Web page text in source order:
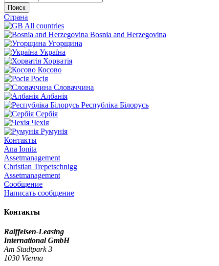
Поиск
Страна
All countries
Bosnia and Herzegovina
Угорщина
Україна
Хорватія
Косово
Росія
Словаччина
Албанія
Республіка Білорусь
Сербія
Чехія
Румунія
Контакты
Ana Ionita
Assetmanagement
Christian Trepetschnigg
Assetmanagement
Сообщение
Написать сообщение
Контакты
Raiffeisen-Leasing
International GmbH
Am Stadtpark 3
1030 Vienna